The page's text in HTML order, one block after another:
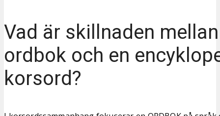
Vad är skillnaden
ordbok och en
korsord?